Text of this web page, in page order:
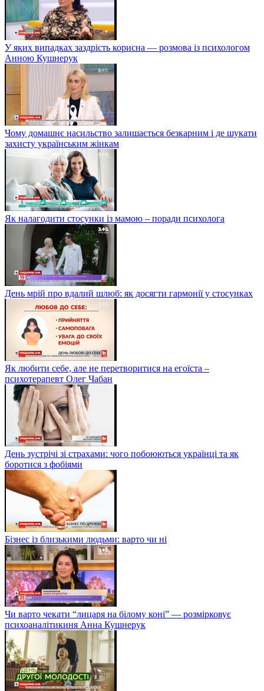
У яких випадках заздрість корисна — розмова із психологом
Анною Кушнерук
Чому домашнє насильство залишається безкарним і де шукати
захисту українським жінкам
Як налагодити стосунки із мамою – поради психолога
День мрій про вдалий шлюб: як досягти гармонії у стосунках
Як любити себе, але не перетворитися на егоїста –
психотерапевт Олег Чабан
День зустрічі зі страхами: чого побоюються українці та як
боротися з фобіями
Бізнес із близькими людьми: варто чи ні
Чи варто чекати “лицаря на білому коні” — розмірковує
психоаналітикиня Анна Кушнерук